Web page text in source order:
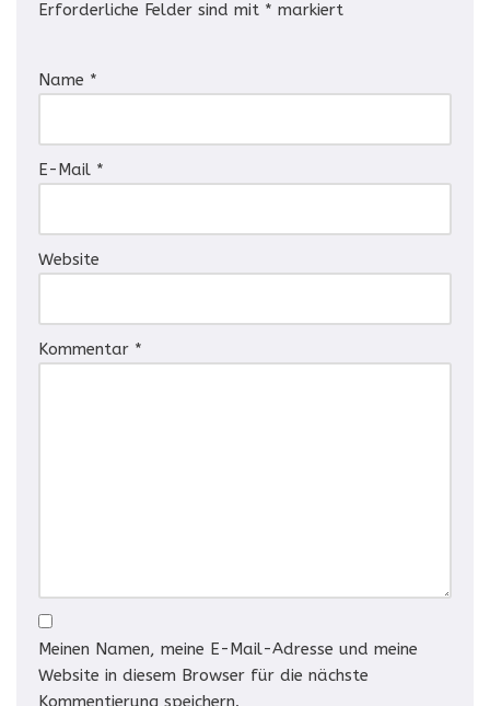
Erforderliche Felder sind mit * markiert
Name *
E-Mail *
Website
Kommentar *
Meinen Namen, meine E-Mail-Adresse und meine
Website in diesem Browser für die nächste
Kommentierung speichern.